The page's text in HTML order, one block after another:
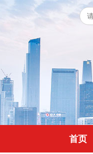
首页